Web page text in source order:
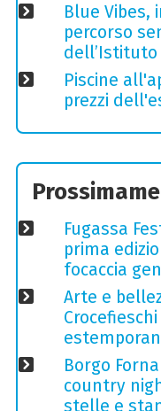
Blue Vibes,
percorso
dell’Istituto
Piscine
prezzi
Fugassa
prima
focaccia
Arte e
Borgo
country
stelle e